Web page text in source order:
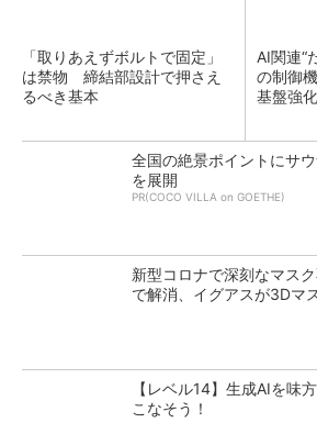
「取りあえずボルトで固定」
は禁物 締結部設計で押さえ
るべき基本
AI関連“
の制御
基盤強
全国の絶景ポイントにサ
を展開
PR(COCO VILLA on GOETHE)
新型コロナで深刻なマス
で解消、イグアスが3Dマ
【レベル14】生成AIを味
こなそう！